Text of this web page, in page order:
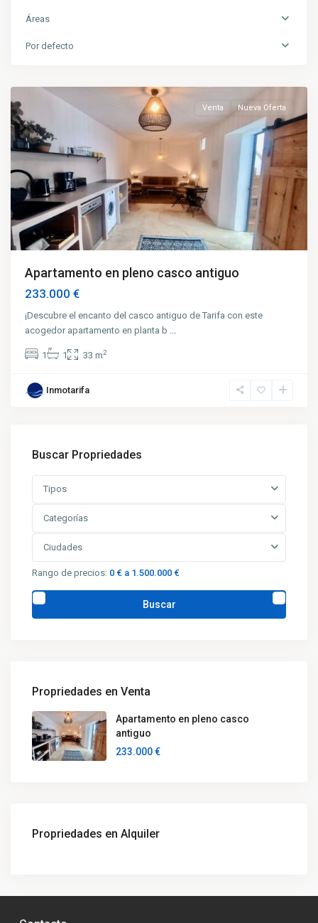
Áreas
Por defecto
Venta Nueva Oferta
Apartamento en pleno casco antiguo
233.000 €
¡Descubre el encanto del casco antiguo de Tarifa con este
acogedor apartamento en planta b ...
1 1 33 m2
Inmotarifa
Buscar Propriedades
Tipos
Categorías
Ciudades
Rango de precios: 0 € a 1.500.000 €
Buscar
Propriedades en Venta
Apartamento en pleno casco
antiguo
233.000 €
Propriedades en Alquiler